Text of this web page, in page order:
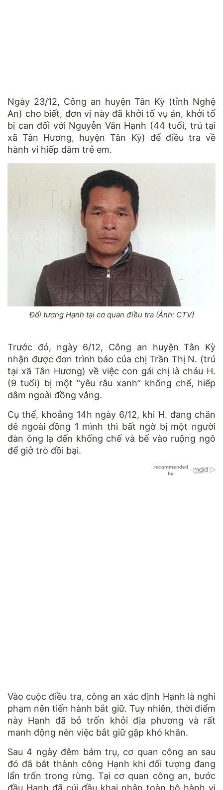
Ngày 23/12, Công an huyện Tân Kỳ (tỉnh Nghệ
An) cho biết, đơn vị này đã khởi tố vụ án, khởi tố
bị can đối với Nguyễn Văn Hạnh (44 tuổi, trú tại
xã Tân Hương, huyện Tân Kỳ) để điều tra về
hành vi hiếp dâm trẻ em.
Đối tượng Hạnh tại cơ quan điều tra (Ảnh: CTV)
Trước đó, ngày 6/12, Công an huyện Tân Kỳ
nhận được đơn trình báo của chị Trần Thị N. (trú
tại xã Tân Hương) về việc con gái chị là cháu H.
(9 tuổi) bị một “yêu râu xanh” khống chế, hiếp
dâm ngoài đồng vắng.
Cụ thể, khoảng 14h ngày 6/12, khi H. đang chăn
dê ngoài đồng 1 mình thì bất ngờ bị một người
đàn ông lạ đến khống chế và bế vào ruộng ngô
để giở trò đồi bại.
Vào cuộc điều tra, công an xác định Hạnh là nghi
phạm nên tiến hành bắt giữ. Tuy nhiên, thời điểm
này Hạnh đã bỏ trốn khỏi địa phương và rất
manh động nên việc bắt giữ gặp khó khăn.
Sau 4 ngày đêm bám trụ, cơ quan công an sau
đó đã bắt thành công Hạnh khi đối tượng đang
lẩn trốn trong rừng. Tại cơ quan công an, bước
đầu Hạnh đã cúi đầu khai nhận toàn bộ hành vi